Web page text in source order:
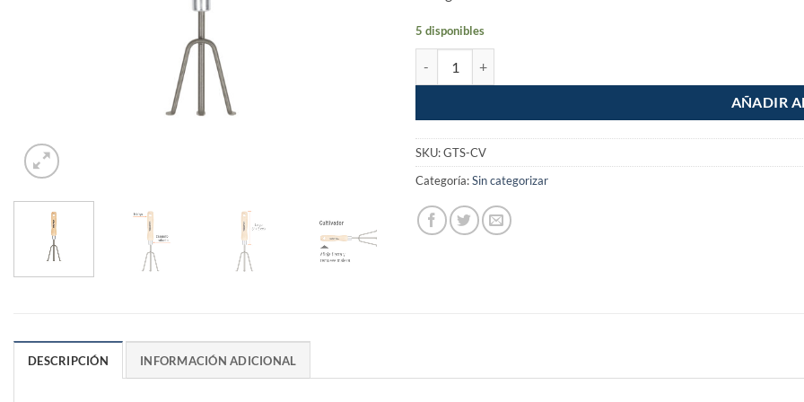
5 disponibles
AÑADIR
SKU:GTS-CV
Categoría:Sin categorizar
DESCRIPCIÓN INFORMACIÓN ADICIONAL